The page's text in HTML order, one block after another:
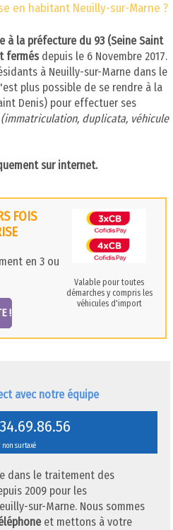
en habitant Neuilly-sur-Marne ?
à la préfecture du 93 (Seine Saint
fermésdepuis le 6 Novembre 2017.
à Neuilly-sur-Marne dans le
plus possible de se rendre à la
Denis) pour effectuer ses
(immatriculation, duplicata, véhicule
sur internet.
FOIS
en 3 ou
!
Valable pour toutes
démarches y compris les
véhicules d'import
avec notre équipe
non surtaxé
dans le traitement des
2009 pour les
sur-Marne. Nous sommes
et mettons à votre